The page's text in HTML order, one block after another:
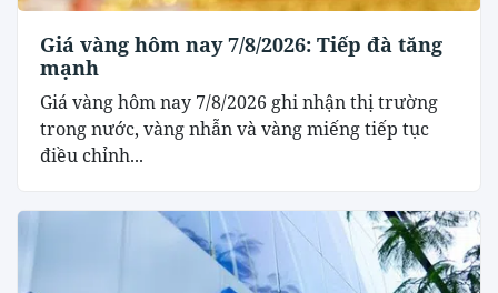
Giá vàng hôm nay 7/8/2026: Tiếp đà tăng
mạnh
Giá vàng hôm nay 7/8/2026 ghi nhận thị trường
trong nước, vàng nhẫn và vàng miếng tiếp tục
điều chỉnh...